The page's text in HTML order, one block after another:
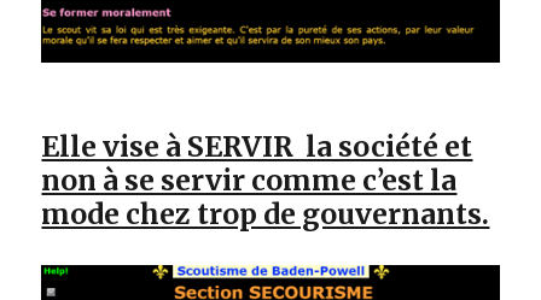
Elle vise à SERVIR la société et
non à se servir comme c’est la
mode chez trop de gouvernants.